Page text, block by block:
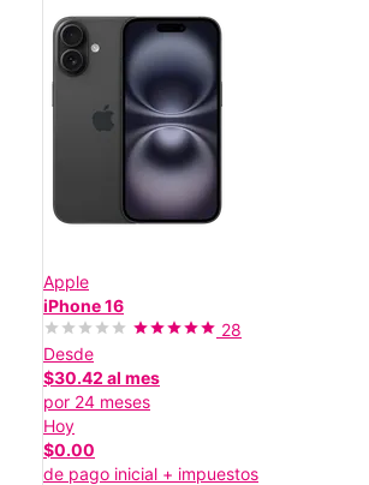
Apple
iPhone 16
28
Desde
$30.42 al mes
por 24 meses
Hoy
$0.00
de pago inicial + impuestos